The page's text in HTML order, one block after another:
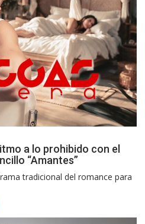
a lo prohibido con el
“Amantes”
tradicional del romance para